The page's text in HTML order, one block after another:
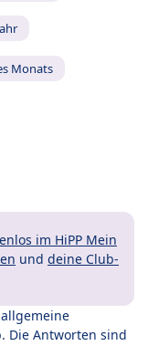
Monats
im HiPP Mein
und deine Club-
Die Antworten sind